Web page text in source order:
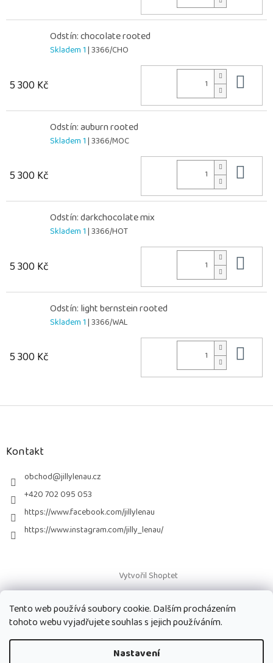
Tento web používá soubory cookie. Dalším procházením
tohoto webu vyjadřujete souhlas s jejich používáním.
Nastavení
Odstín: chocolate rooted
Skladem 1| 3366/CHO
5 300 Kč
Odstín: auburn rooted
Skladem 1| 3366/MOC
5 300 Kč
Odstín: darkchocolate mix
Skladem 1| 3366/HOT
5 300 Kč
Odstín: light bernstein rooted
Skladem 1| 3366/WAL
5 300 Kč
Z
Kontakt
obchod@jillylenau.cz
+420 702 095 053
https://www.facebook.com/jillylenau
https://www.instagram.com/jilly_lenau/
Vytvořil Shoptet
Copyright 2026Paruky Jilly Lenau s.r.o.. Všechna práva vyhrazena.